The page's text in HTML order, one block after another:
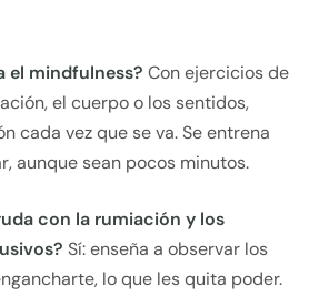
el mindfulness? Con ejercicios de
el cuerpo o los sentidos,
cada vez que se va. Se entrena
aunque sean pocos minutos.
con la rumiación y los
Sí: enseña a observar los
lo que les quita poder.